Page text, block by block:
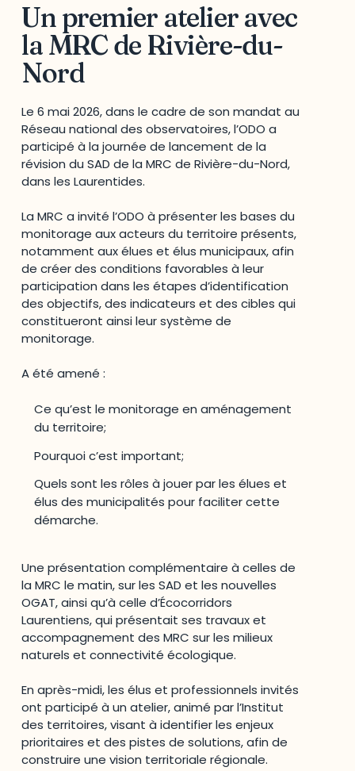
Un premier atelier avec
la MRC de Rivière-du-
Nord
Le 6 mai 2026, dans le cadre de son mandat au
Réseau national des observatoires, l’ODO a
participé à la journée de lancement de la
révision du SAD de la MRC de Rivière-du-Nord,
dans les Laurentides.
La MRC a invité l’ODO à présenter les bases du
monitorage aux acteurs du territoire présents,
notamment aux élues et élus municipaux, afin
de créer des conditions favorables à leur
participation dans les étapes d’identification
des objectifs, des indicateurs et des cibles qui
constitueront ainsi leur système de
monitorage.
A été amené :
Ce qu’est le monitorage en aménagement
du territoire;
Pourquoi c’est important;
Quels sont les rôles à jouer par les élues et
élus des municipalités pour faciliter cette
démarche.
Une présentation complémentaire à celles de
la MRC le matin, sur les SAD et les nouvelles
OGAT, ainsi qu’à celle d’Écocorridors
Laurentiens, qui présentait ses travaux et
accompagnement des MRC sur les milieux
naturels et connectivité écologique.
En après-midi, les élus et professionnels invités
ont participé à un atelier, animé par l’Institut
des territoires, visant à identifier les enjeux
prioritaires et des pistes de solutions, afin de
construire une vision territoriale régionale.